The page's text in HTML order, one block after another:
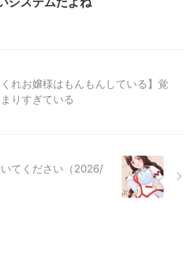
くれお嬢様はもんもんしている】覚
りすぎている
いてください（2026/